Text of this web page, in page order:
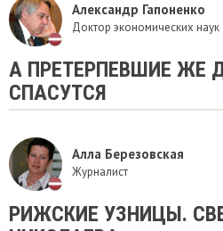
Александр Гапоненко
Доктор экономических наук
А ПРЕТЕРПЕВШИЕ ЖЕ
СПАСУТСЯ
Алла Березовская
Журналист
РИЖСКИЕ УЗНИЦЫ.